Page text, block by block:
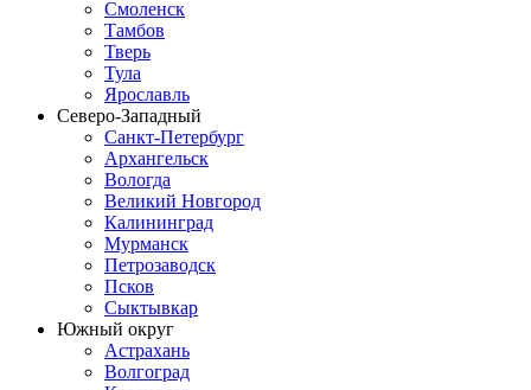
Смоленск
Тамбов
Тверь
Тула
Ярославль
Северо-Западный
Санкт-Петербург
Архангельск
Вологда
Великий Новгород
Калининград
Мурманск
Петрозаводск
Псков
Сыктывкар
Южный округ
Астрахань
Волгоград